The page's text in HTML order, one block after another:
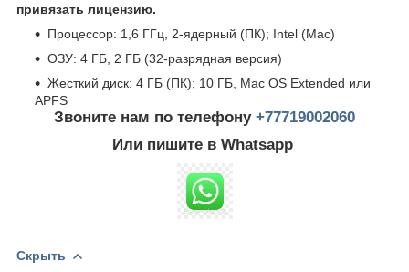
привязать лицензию.
Процессор: 1,6 ГГц, 2-ядерный (ПК); Intel (Mac)
ОЗУ: 4 ГБ, 2 ГБ (32-разрядная версия)
Жесткий диск: 4 ГБ (ПК); 10 ГБ, Mac OS Extended или
APFS
Звоните нам по телефону +77719002060
Или пишите в Whatsapp
Скрыть